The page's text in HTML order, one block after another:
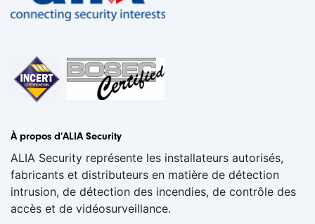
À propos d’ALIA Security
ALIA Security représente les installateurs autorisés,
fabricants et distributeurs en matière de détection
intrusion, de détection des incendies, de contrôle des
accès et de vidéosurveillance.